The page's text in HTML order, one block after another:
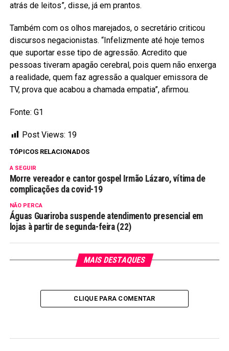
atrás de leitos”, disse, já em prantos.
Também com os olhos marejados, o secretário criticou
discursos negacionistas. “Infelizmente até hoje temos
que suportar esse tipo de agressão. Acredito que
pessoas tiveram apagão cerebral, pois quem não enxerga
a realidade, quem faz agressão a qualquer emissora de
TV, prova que acabou a chamada empatia”, afirmou.
Fonte: G1
Post Views: 19
TÓPICOS RELACIONADOS
A SEGUIR
Morre vereador e cantor gospel Irmão Lázaro, vítima de
complicações da covid-19
NÃO PERCA
Águas Guariroba suspende atendimento presencial em
lojas à partir de segunda-feira (22)
MAIS DESTAQUES
CLIQUE PARA COMENTAR